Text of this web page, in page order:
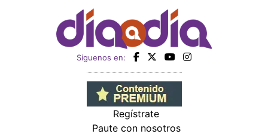
Siguenos en:
Regístrate
Paute con nosotros